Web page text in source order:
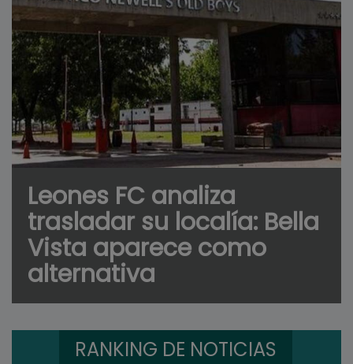
Leones FC analiza
trasladar su localía: Bella
Vista aparece como
alternativa
RANKING DE NOTICIAS